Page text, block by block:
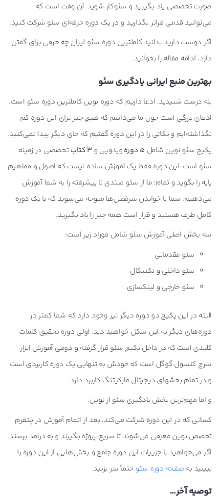
صورت تخصصی یاد بگیرید و سئوکار شوید. آن وقت است که
می‌توانید قدمی فراتر بگذارید و در یک دوره حرفه‌ای سئو شرکت کنید.
اگر دوست دارید بدانید کاملترین دوره سئو ایران چه حرفی برای گفتن
دارد، ادامه مقاله را بخوانید.
بهترین منبع ایرانی یادگیری سئو
بله درست شنیدید. ادعا داریم که دوره نوین کاملترین دوره سئو است.
ادعای بزرگی است چون ما می‌دانیم که هیچ چیز برای این دوره کم
نگذاشته‌ایم و نکاتی را در این دوره گفتیم که جای دیگر پیدا نمی‌کنید.
پکیج سئو نوین شامل۵ دوره ویدویی و ۳ کتاب
تخصصی در زمینه
سئو است. این دوره فقط یک آموزش ساده نیست که اصول و مفاهیم
پایه را بگوید و تمام؛ ما از سئو مبتدی تا پیشرفته را به شما آموزش
می‌دهیم. شما با خواندن سرفصل‌ها متوجه می‌شوید که با یک دوره
کامل طرف هستید و قرار است همه چیز را یاد بگیرید.
سه بخش اصلی آموزش سئو شامل موراد زیر است:
سئو مقدماتی
سئو داخلی و تکنیکال
سئو خارجی و لینکسازی
البته در این پکیج دو دوره دیگر نیز وجود دارد که شما کمتر در
دوره‌های دیگر به این شکل خواهید دید. اولی دوره تحقیق کلمات
کلیدی است که در داخل پکیج سئو قرار گرفته و دومی آموزش ابزار
سرچ کنسول گوگل است که خودش به تنهایی یک دوره کاربردی است
و در تمام بخشهای دیجیتال مارکیتنگ کاربرد دارد.
و اما مهم‌ترین بخش یادگیری سئو از نوین.
کسانی که در این دوره شرکت می‌کند، بعد از اتمام آموزش در پلتفرم
تخصص نوین معرفی می‌شوند تا سریع پروژه بگیرند و به درآمد برسند.
اگر می‌خواهید با جزییات این دوره جامع و بخش‌هایی از این دوره را
ببینید به صفحه دوره سئو حتماً سر بزنید.
توصیه آخر…